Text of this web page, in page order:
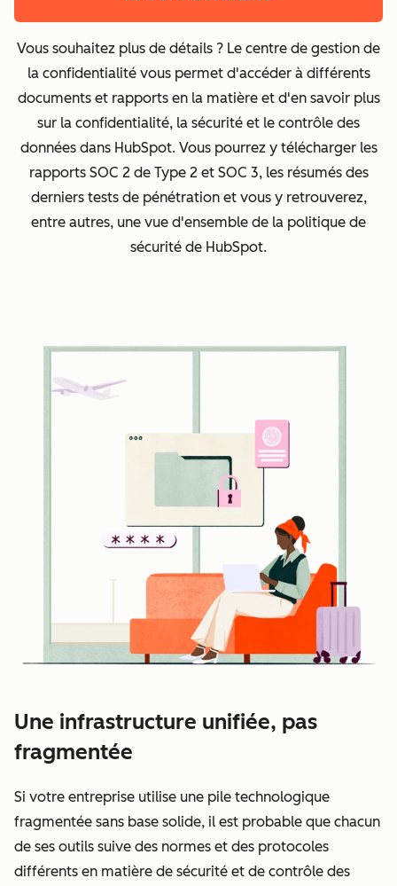
Vous souhaitez plus de détails ? Le centre de gestion de
la confidentialité vous permet d'accéder à différents
documents et rapports en la matière et d'en savoir plus
sur la confidentialité, la sécurité et le contrôle des
données dans HubSpot. Vous pourrez y télécharger les
rapports SOC 2 de Type 2 et SOC 3, les résumés des
derniers tests de pénétration et vous y retrouverez,
entre autres, une vue d'ensemble de la politique de
sécurité de HubSpot.
Une infrastructure unifiée, pas
fragmentée
Si votre entreprise utilise une pile technologique
fragmentée sans base solide, il est probable que chacun
de ses outils suive des normes et des protocoles
différents en matière de sécurité et de contrôle des